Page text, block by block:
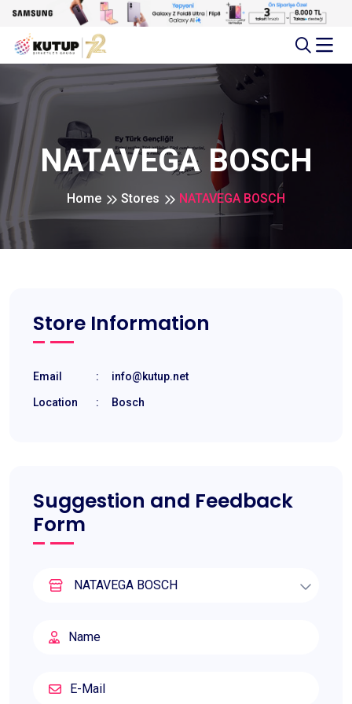
NATAVEGA BOSCH
Home Stores NATAVEGA BOSCH
Store Information
Email : info@kutup.net
Location : Bosch
Suggestion and Feedback
Form